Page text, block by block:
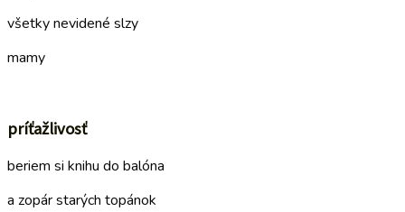
všetky nevidené slzy
mamy
príťažlivosť
beriem si knihu do balóna
a zopár starých topánok